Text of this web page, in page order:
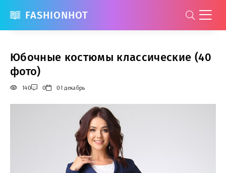
FASHIONHOT
Юбочные костюмы классические (40
фото)
140 0 01 декабрь